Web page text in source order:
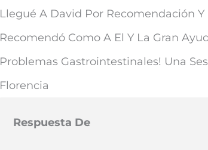
Llegué A David Por Recomendación
Recomendó Como A El Y La Gran
Problemas Gastrointestinales! Una
Florencia
Respuesta De